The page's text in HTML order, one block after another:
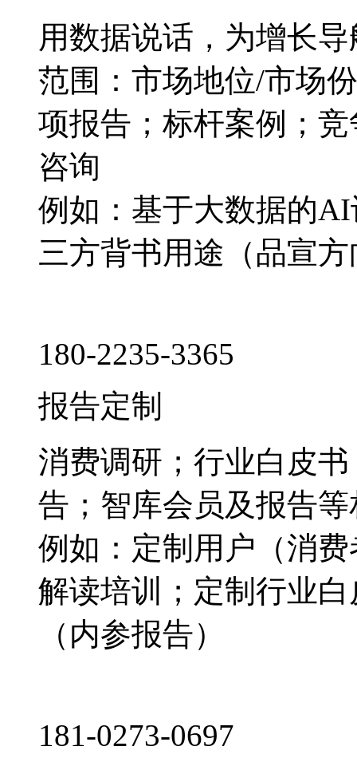
用数据说话，为增长导
范围：市场地位/市场
项报告；标杆案例；
咨询
例如：基于大数据的
三方背书用途（品宣
180-2235-3365
报告定制
消费调研；行业白皮
告；智库会员及报告
例如：定制用户（消
解读培训；定制行业
（内参报告）
181-0273-0697